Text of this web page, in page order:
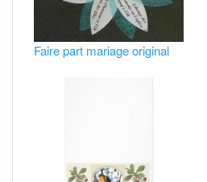
Faire part mariage original